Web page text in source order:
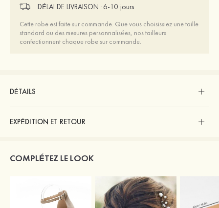
DÉLAI DE LIVRAISON : 6-10 jours
Cette robe est faite sur commande. Que vous choisissiez une taille
standard ou des mesures personnalisées, nos tailleurs
confectionnent chaque robe sur commande.
DÉTAILS
EXPÉDITION ET RETOUR
COMPLÉTEZ LE LOOK